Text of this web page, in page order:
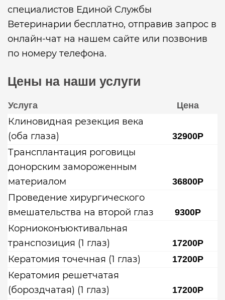
специалистов Единой Службы
Ветеринарии бесплатно, отправив запрос в
онлайн-чат на нашем сайте или позвонив
по номеру телефона.
Цены на наши услуги
Услуга Цена
Клиновидная резекция века
(оба глаза)
32900Р
Трансплантация роговицы
донорским замороженным
материалом
36800Р
Проведение хирургического
вмешательства на второй глаз
9300Р
Корниоконъюктивальная
транспозиция (1 глаз)
17200Р
Кератомия точечная (1 глаз) 17200Р
Кератомия решетчатая
(бороздчатая) (1 глаз)
17200Р